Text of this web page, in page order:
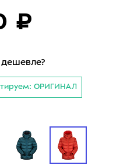
₽
ОРИГИНАЛ